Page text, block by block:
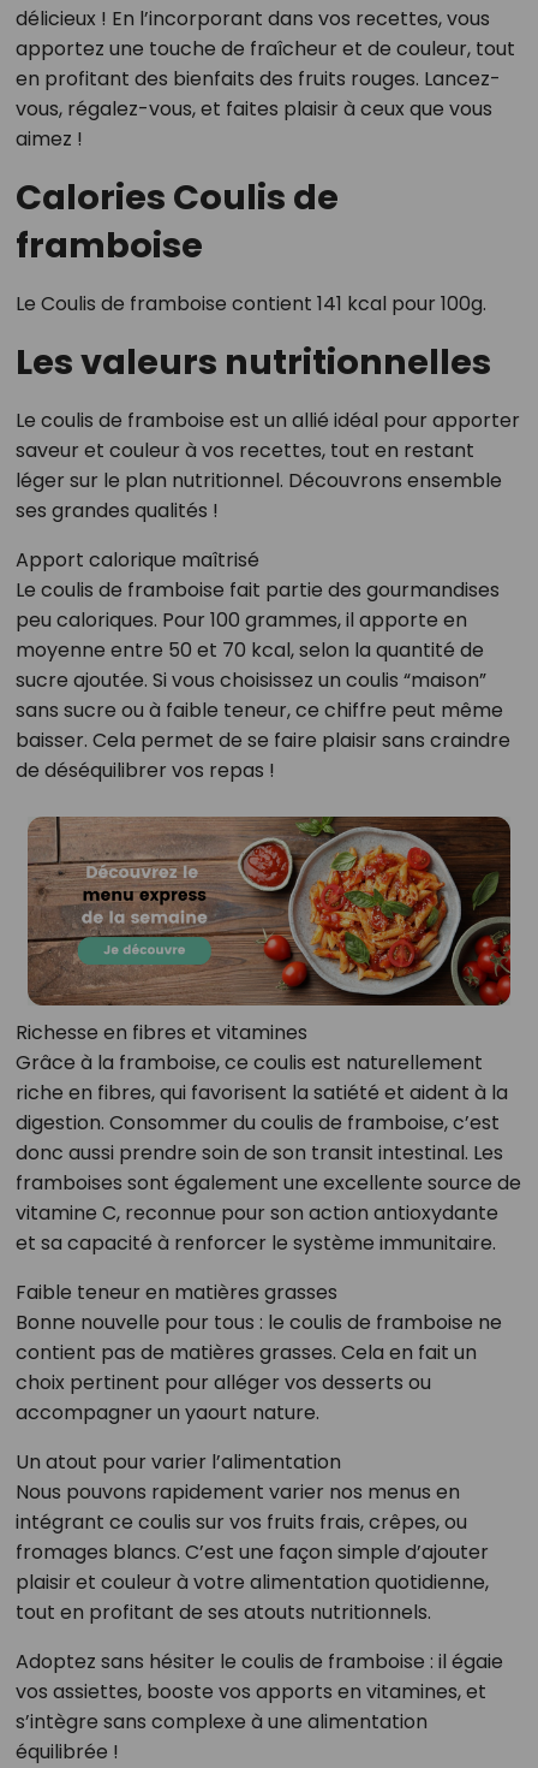
délicieux ! En l’incorporant dans vos recettes, vous
apportez une touche de fraîcheur et de couleur, tout
en profitant des bienfaits des fruits rouges. Lancez-
vous, régalez-vous, et faites plaisir à ceux que vous
aimez !
Calories Coulis de
framboise
Le Coulis de framboise contient 141 kcal pour 100g.
Les valeurs nutritionnelles
Le coulis de framboise est un allié idéal pour apporter
saveur et couleur à vos recettes, tout en restant
léger sur le plan nutritionnel. Découvrons ensemble
ses grandes qualités !
Apport calorique maîtrisé
Le coulis de framboise fait partie des gourmandises
peu caloriques. Pour 100 grammes, il apporte en
moyenne entre 50 et 70 kcal, selon la quantité de
sucre ajoutée. Si vous choisissez un coulis “maison”
sans sucre ou à faible teneur, ce chiffre peut même
baisser. Cela permet de se faire plaisir sans craindre
de déséquilibrer vos repas !
Richesse en fibres et vitamines
Grâce à la framboise, ce coulis est naturellement
riche en fibres, qui favorisent la satiété et aident à la
digestion. Consommer du coulis de framboise, c’est
donc aussi prendre soin de son transit intestinal. Les
framboises sont également une excellente source de
vitamine C, reconnue pour son action antioxydante
et sa capacité à renforcer le système immunitaire.
Faible teneur en matières grasses
Bonne nouvelle pour tous : le coulis de framboise ne
contient pas de matières grasses. Cela en fait un
choix pertinent pour alléger vos desserts ou
accompagner un yaourt nature.
Un atout pour varier l’alimentation
Nous pouvons rapidement varier nos menus en
intégrant ce coulis sur vos fruits frais, crêpes, ou
fromages blancs. C’est une façon simple d’ajouter
plaisir et couleur à votre alimentation quotidienne,
tout en profitant de ses atouts nutritionnels.
Adoptez sans hésiter le coulis de framboise : il égaie
vos assiettes, booste vos apports en vitamines, et
s’intègre sans complexe à une alimentation
équilibrée !